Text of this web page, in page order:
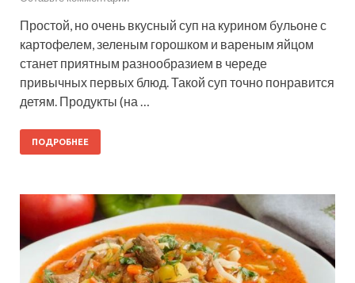
Простой, но очень вкусный суп на курином бульоне с
картофелем, зеленым горошком и вареным яйцом
станет приятным разнообразием в череде
привычных первых блюд. Такой суп точно понравится
детям. Продукты (на …
ПОДРОБНЕЕ